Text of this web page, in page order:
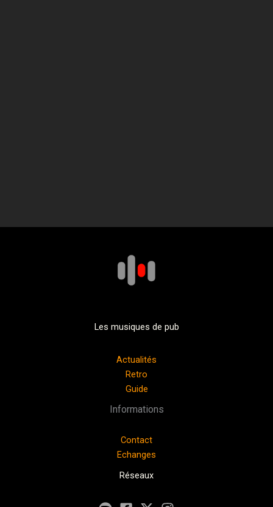
Les musiques de pub
Actualités
Retro
Guide
Informations
Contact
Echanges
Réseaux